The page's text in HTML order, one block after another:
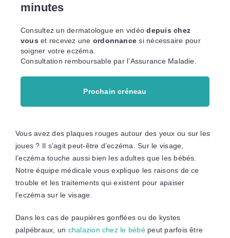
minutes
Consultez un dermatologue en vidéodepuis chez
vous et recevez une ordonnance si nécessaire pour
soigner votre eczéma.
Consultation remboursable par l’Assurance Maladie.
Prochain créneau
Vous avez des plaques rouges autour des yeux ou sur les
joues ? Il s’agit peut-être d’eczéma. Sur le visage,
l’eczéma touche aussi bien les adultes que les bébés.
Notre équipe médicale vous explique les raisons de ce
trouble et les traitements qui existent pour apaiser
l’eczéma sur le visage.
Dans les cas de paupières gonflées ou de kystes
palpébraux, un chalazion chez le bébépeut parfois être